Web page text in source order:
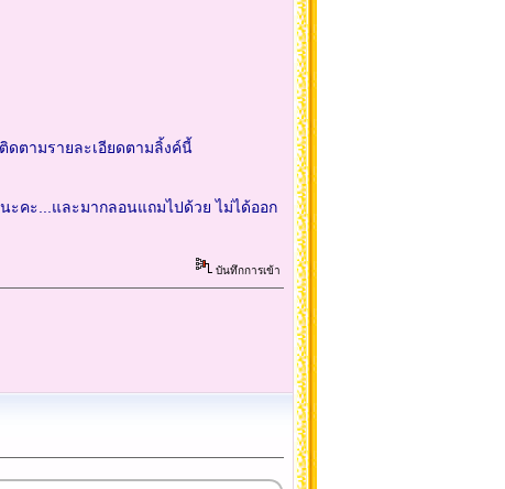
ตามรายละเอียดตามลิ้งค์นี้
ะคะ...และมากลอนแถมไปด้วย ไม่ได้ออก
บันทึกการเข้า